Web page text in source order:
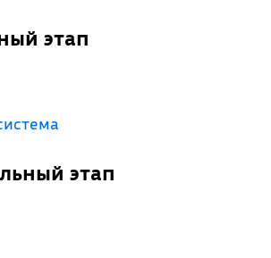
этап
этап